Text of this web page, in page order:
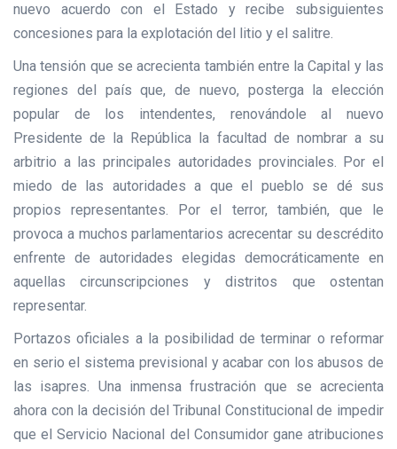
nuevo acuerdo con el Estado y recibe subsiguientes
concesiones para la explotación del litio y el salitre.
Una tensión que se acrecienta también entre la Capital y las
regiones del país que, de nuevo, posterga la elección
popular de los intendentes, renovándole al nuevo
Presidente de la República la facultad de nombrar a su
arbitrio a las principales autoridades provinciales. Por el
miedo de las autoridades a que el pueblo se dé sus
propios representantes. Por el terror, también, que le
provoca a muchos parlamentarios acrecentar su descrédito
enfrente de autoridades elegidas democráticamente en
aquellas circunscripciones y distritos que ostentan
representar.
Portazos oficiales a la posibilidad de terminar o reformar
en serio el sistema previsional y acabar con los abusos de
las isapres. Una inmensa frustración que se acrecienta
ahora con la decisión del Tribunal Constitucional de impedir
que el Servicio Nacional del Consumidor gane atribuciones